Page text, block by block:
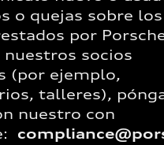
o quejas sobre los
por
nuestros socios
(por ejemplo,
talleres),
nuestro con